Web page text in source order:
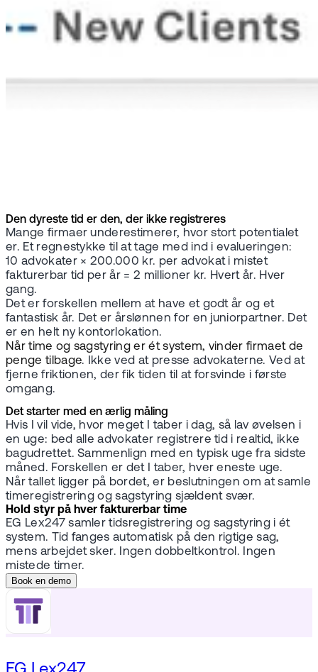
Den dyreste tid er den, der ikke registreres
Mange firmaer underestimerer, hvor stort potentialet
er. Et regnestykke til at tage med ind i evalueringen:
10 advokater × 200.000 kr. per advokat i mistet
fakturerbar tid per år = 2 millioner kr. Hvert år. Hver
gang.
Det er forskellen mellem at have et godt år og et
fantastisk år. Det er årslønnen for en juniorpartner. Det
er en helt ny kontorlokation.
Når time og sagstyring er ét system, vinder firmaet de
penge tilbage. Ikke ved at presse advokaterne. Ved at
fjerne friktionen, der fik tiden til at forsvinde i første
omgang.
Det starter med en ærlig måling
Hvis I vil vide, hvor meget I taber i dag, så lav øvelsen i
en uge: bed alle advokater registrere tid i realtid, ikke
bagudrettet. Sammenlign med en typisk uge fra sidste
måned. Forskellen er det I taber, hver eneste uge.
Når tallet ligger på bordet, er beslutningen om at samle
timeregistrering og sagstyring sjældent svær.
Hold styr på hver fakturerbar time
EG Lex247 samler tidsregistrering og sagstyring i ét
system. Tid fanges automatisk på den rigtige sag,
mens arbejdet sker. Ingen dobbeltkontrol. Ingen
mistede timer.
Book en demo